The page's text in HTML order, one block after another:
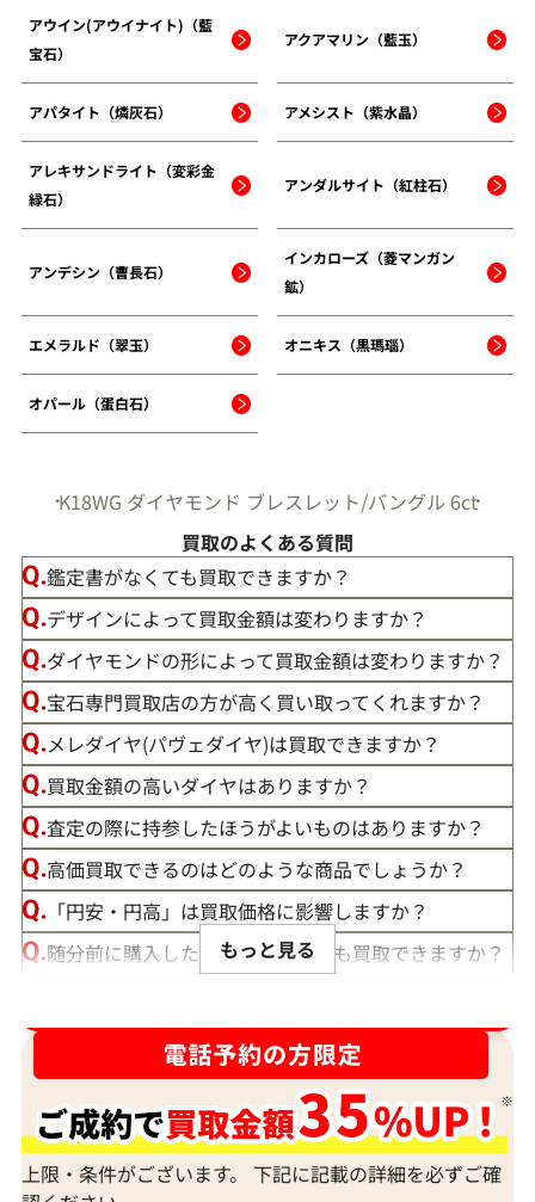
アウイン(アウイナイト)（藍
宝石）
アクアマリン（藍玉）
アパタイト（燐灰石） アメシスト（紫水晶）
アレキサンドライト（変彩金
緑石）
アンダルサイト（紅柱石）
アンデシン（曹長石）
インカローズ（菱マンガン
鉱）
エメラルド（翠玉） オニキス（黒瑪瑙）
オパール（蛋白石）
K18WG ダイヤモンド ブレスレット/バングル 6ct
買取のよくある質問
鑑定書がなくても買取できますか？
デザインによって買取金額は変わりますか？
ダイヤモンドの形によって買取金額は変わりますか？
宝石専門買取店の方が高く買い取ってくれますか？
メレダイヤ(パヴェダイヤ)は買取できますか？
買取金額の高いダイヤはありますか？
査定の際に持参したほうがよいものはありますか？
高価買取できるのはどのような商品でしょうか？
「円安・円高」は買取価格に影響しますか？
随分前に購入したダイヤモンドでも買取できますか？
宝石の大きさは買取価格に影響する？
ダイヤモンドの買取価格には、どんなことが影響しま
すか？
身分証明書がなぜ必要？
もっと見る
上限・条件がございます。 下記に記載の詳細を必ずご確